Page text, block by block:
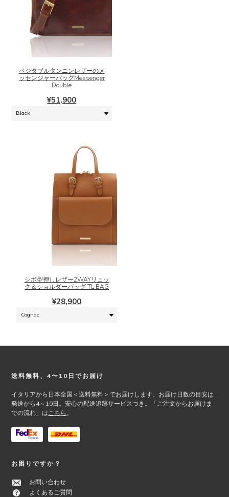
ベジタブルタンニンレザーのメ
ッセンジャーバッグMessenger
Double
¥51,900
の
品
に
は
複
数
ョ
が
り
す。
ョ
は
選
択
で
き
ま
シボ型押しレザー2WAYリュッ
ク＆ショルダーバッグ TL BAG
¥28,900
の
品
に
は
数
シ
ョ
ン
が
あ
り
ま
ョ
Footer
送料無料、4〜10日でお届け
イタリアから日本全国＜送料無料＞でお届けします。お届け日数の目安は
発送から4～10日。安心の配送追跡サービスつき。「ご注文からお届けま
での流れ」はこちら 。
お困りですか？
お問い合わせ
よくあるご質問